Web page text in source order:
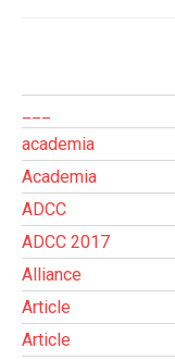
academia
Academia
ADCC
ADCC 2017
Alliance
Article
Article